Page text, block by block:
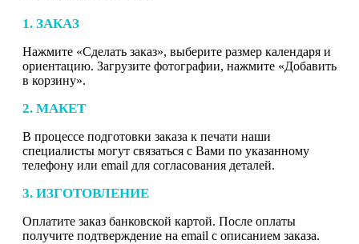
1. ЗАКАЗ
Нажмите «Сделать заказ», выберите размер календаря и
ориентацию. Загрузите фотографии, нажмите «Добавить
в корзину».
2. МАКЕТ
В процессе подготовки заказа к печати наши
специалисты могут связаться с Вами по указанному
телефону или email для согласования деталей.
3. ИЗГОТОВЛЕНИЕ
Оплатите заказ банковской картой. После оплаты
получите подтверждение на email с описанием заказа.